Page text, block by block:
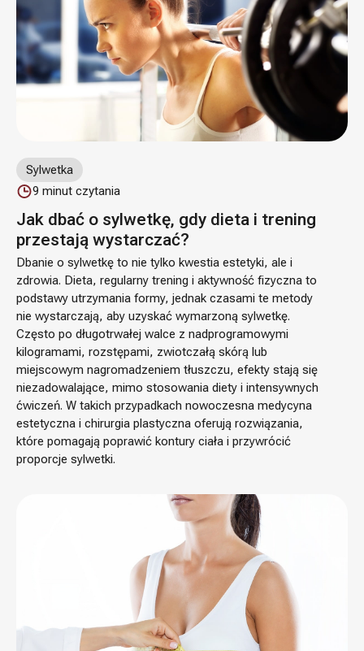
Sylwetka
9 minut czytania
Jak dbać o sylwetkę, gdy dieta i trening
przestają wystarczać?
Dbanie o sylwetkę to nie tylko kwestia estetyki, ale i
zdrowia. Dieta, regularny trening i aktywność fizyczna to
podstawy utrzymania formy, jednak czasami te metody
nie wystarczają, aby uzyskać wymarzoną sylwetkę.
Często po długotrwałej walce z nadprogramowymi
kilogramami, rozstępami, zwiotczałą skórą lub
miejscowym nagromadzeniem tłuszczu, efekty stają się
niezadowalające, mimo stosowania diety i intensywnych
ćwiczeń. W takich przypadkach nowoczesna medycyna
estetyczna i chirurgia plastyczna oferują rozwiązania,
które pomagają poprawić kontury ciała i przywrócić
proporcje sylwetki.